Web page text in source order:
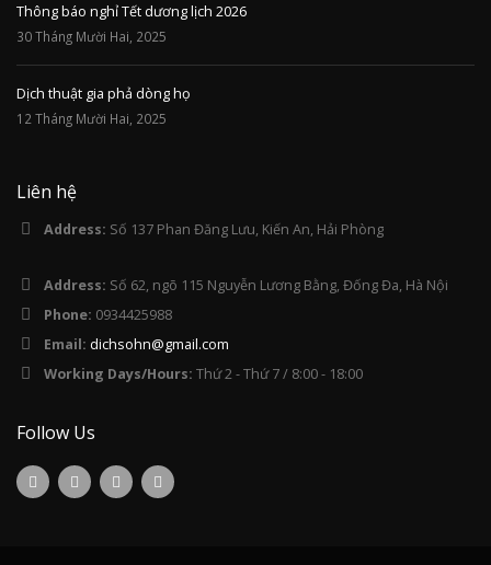
Thông báo nghỉ Tết dương lịch 2026
30 Tháng Mười Hai, 2025
Dịch thuật gia phả dòng họ
12 Tháng Mười Hai, 2025
Liên hệ
Address: Số 137 Phan Đăng Lưu, Kiến An, Hải Phòng
Address: Số 62, ngõ 115 Nguyễn Lương Bằng, Đống Đa, Hà Nội
Phone: 0934425988
Email: dichsohn@gmail.com
Working Days/Hours: Thứ 2 - Thứ 7 / 8:00 - 18:00
Follow Us